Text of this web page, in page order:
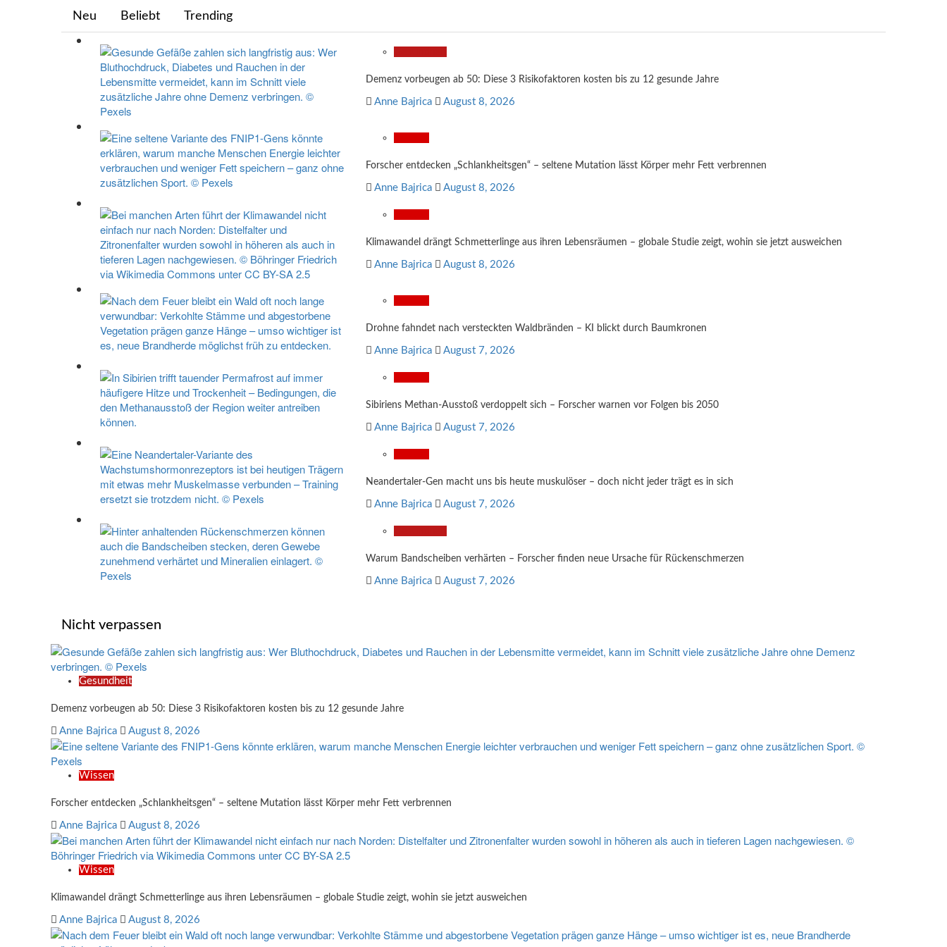
Neu Beliebt Trending
Demenz vorbeugen ab 50: Diese 3 Risikofaktoren kosten bis zu 12 gesunde Jahre
Anne Bajrica August 8, 2026
Forscher entdecken „Schlankheitsgen“ – seltene Mutation lässt Körper mehr Fett verbrennen
Anne Bajrica August 8, 2026
Klimawandel drängt Schmetterlinge aus ihren Lebensräumen – globale Studie zeigt, wohin sie jetzt ausweichen
Anne Bajrica August 8, 2026
Drohne fahndet nach versteckten Waldbränden – KI blickt durch Baumkronen
Anne Bajrica August 7, 2026
Sibiriens Methan-Ausstoß verdoppelt sich – Forscher warnen vor Folgen bis 2050
Anne Bajrica August 7, 2026
Neandertaler-Gen macht uns bis heute muskulöser – doch nicht jeder trägt es in sich
Anne Bajrica August 7, 2026
Warum Bandscheiben verhärten – Forscher finden neue Ursache für Rückenschmerzen
Anne Bajrica August 7, 2026
Nicht verpassen
Gesundheit
Demenz vorbeugen ab 50: Diese 3 Risikofaktoren kosten bis zu 12 gesunde Jahre
Anne Bajrica August 8, 2026
Wissen
Forscher entdecken „Schlankheitsgen“ – seltene Mutation lässt Körper mehr Fett verbrennen
Anne Bajrica August 8, 2026
Wissen
Klimawandel drängt Schmetterlinge aus ihren Lebensräumen – globale Studie zeigt, wohin sie jetzt ausweichen
Anne Bajrica August 8, 2026